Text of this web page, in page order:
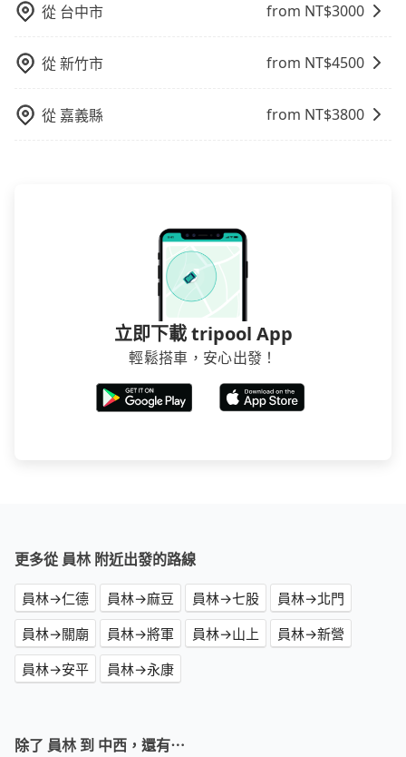
開火車站，是最便利的，無需與人共乘、快速抵達。
從 台中市 from NT$3000
從新竹市 from NT$4500
從 嘉義縣 from NT$3800
立即下載 tripool App
輕鬆搭車，安心出發！
更多從 員林 附近出發的路線
員林→仁德 員林→麻豆 員林→七股
員林→北門
員林→關廟
員林→將軍 員林→山上
員林→新營
員林→安平
員林→永康
除了 員林 到 中西，還有⋯